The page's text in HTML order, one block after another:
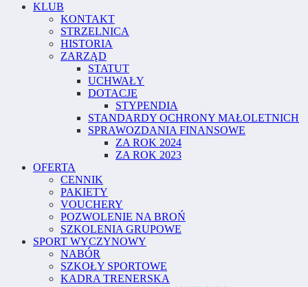
KLUB
KONTAKT
STRZELNICA
HISTORIA
ZARZĄD
STATUT
UCHWAŁY
DOTACJE
STYPENDIA
STANDARDY OCHRONY MAŁOLETNICH
SPRAWOZDANIA FINANSOWE
ZA ROK 2024
ZA ROK 2023
OFERTA
CENNIK
PAKIETY
VOUCHERY
POZWOLENIE NA BROŃ
SZKOLENIA GRUPOWE
SPORT WYCZYNOWY
NABÓR
SZKOŁY SPORTOWE
KADRA TRENERSKA